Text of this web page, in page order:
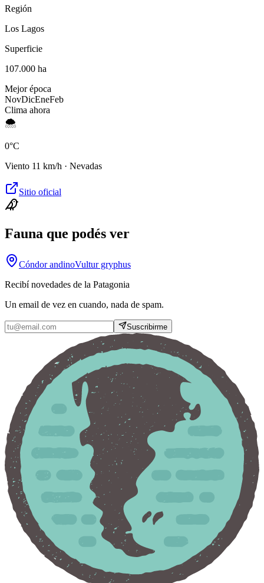
Región
Los Lagos
Superficie
107.000 ha
Mejor época
NovDicEneFeb
Clima ahora
🌨️
0°C
Viento 11 km/h · Nevadas
Sitio oficial
Fauna que podés ver
Cóndor andinoVultur gryphus
Recibí novedades de la Patagonia
Un email de vez en cuando, nada de spam.
Suscribirme